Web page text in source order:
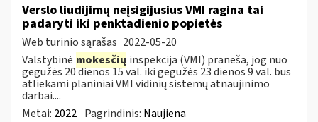
Verslo liudijimų neįsigijusius VMI ragina tai
padaryti iki penktadienio popietės
Web turinio sąrašas 2022-05-20
Valstybinė mokesčių inspekcija (VMI) praneša, jog nuo
gegužės 20 dienos 15 val. iki gegužės 23 dienos 9 val. bus
atliekami planiniai VMI vidinių sistemų atnaujinimo
darbai....
Metai: 2022 Pagrindinis: Naujiena